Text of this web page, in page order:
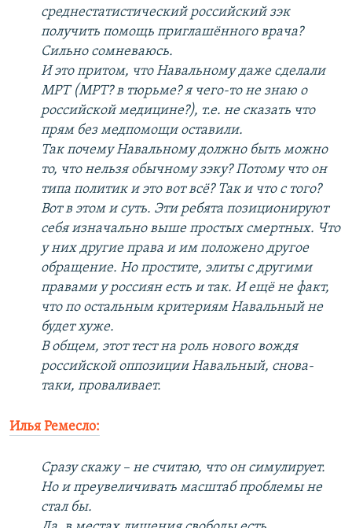
среднестатистический российский зэк
получить помощь приглашённого врача?
Сильно сомневаюсь.
И это притом, что Навальному даже сделали
МРТ (МРТ? в тюрьме? я чего-то не знаю о
российской медицине?), т.е. не сказать что
прям без медпомощи оставили.
Так почему Навальному должно быть можно
то, что нельзя обычному зэку? Потому что он
типа политик и это вот всё? Так и что с того?
Вот в этом и суть. Эти ребята позиционируют
себя изначально выше простых смертных. Что
у них другие права и им положено другое
обращение. Но простите, элиты с другими
правами у россиян есть и так. И ещё не факт,
что по остальным критериям Навальный не
будет хуже.
В общем, этот тест на роль нового вождя
российской оппозиции Навальный, снова-
таки, проваливает.
Илья Ремесло:
Сразу скажу – не считаю, что он симулирует.
Но и преувеличивать масштаб проблемы не
стал бы.